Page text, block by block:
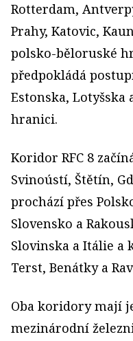
Rotterdam,
Prahy, Katovic,
polsko-běloruské
předpokládá
Estonska,
hranici.
Koridor RFC 8
Svinoústí, Štětín,
prochází přes
Slovensko a
Slovinska a Itálie a
Terst, Benátky a
Oba koridory mají
mezinárodní